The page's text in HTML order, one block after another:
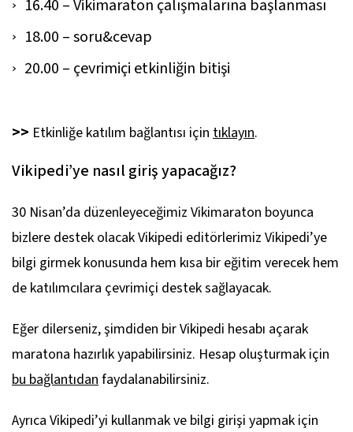
16.40 – Vikimaraton çalışmalarına başlanması
18.00 – soru&cevap
20.00 – çevrimiçi etkinliğin bitişi
>> Etkinliğe katılım bağlantısı için tıklayın.
Vikipedi’ye nasıl giriş yapacağız?
30 Nisan’da düzenleyeceğimiz Vikimaraton boyunca
bizlere destek olacak Vikipedi editörlerimiz Vikipedi’ye
bilgi girmek konusunda hem kısa bir eğitim verecek hem
de katılımcılara çevrimiçi destek sağlayacak.
Eğer dilerseniz, şimdiden bir Vikipedi hesabı açarak
maratona hazırlık yapabilirsiniz. Hesap oluşturmak için
bu bağlantıdanfaydalanabilirsiniz.
Ayrıca Vikipedi’yi kullanmak ve bilgi girişi yapmak için